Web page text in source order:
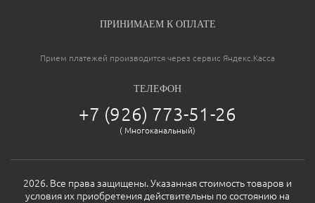
Тепло-шумоизоляция (шумопоглощающий блок)
Утепление
ПРИНИМАЕМ К ОПЛАТЕ
Прием платежей производится через сервис Яндекс.Касса
ТЕЛЕФОН
+7 (926) 773-51-26
( Многоканальный)
2026. Все права защищены. Указанная стоимость товаров и
условия их приобретения действительны по состоянию на